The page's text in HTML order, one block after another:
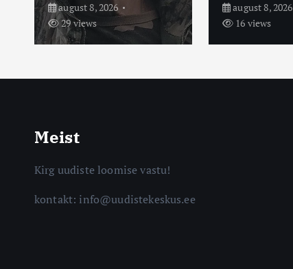
august 8, 2026
29 views
august 8, 2026
16 views
Meist
Kirg uudiste loomise vastu!
kontakt: info@uudistekeskus.ee